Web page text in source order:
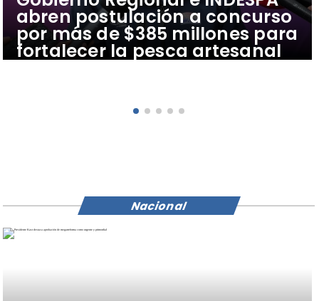
abren postulación a concurso
por más de $385 millones para
fortalecer la pesca artesanal
Nacional